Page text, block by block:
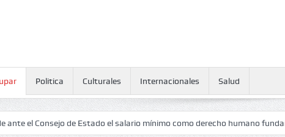
Politica Culturales Internacionales Salud
de Estado el salario mínimo como derecho humano fundamental